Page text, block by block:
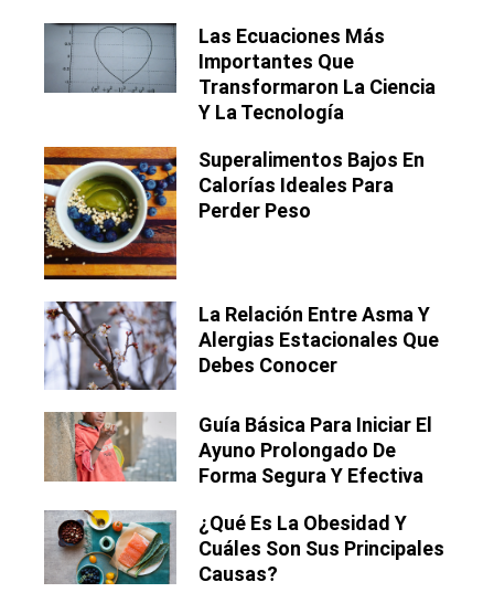
Las Ecuaciones Más
Importantes Que
Transformaron La Ciencia
Y La Tecnología
Superalimentos Bajos En
Calorías Ideales Para
Perder Peso
La Relación Entre Asma Y
Alergias Estacionales Que
Debes Conocer
Guía Básica Para Iniciar El
Ayuno Prolongado De
Forma Segura Y Efectiva
¿Qué Es La Obesidad Y
Cuáles Son Sus Principales
Causas?